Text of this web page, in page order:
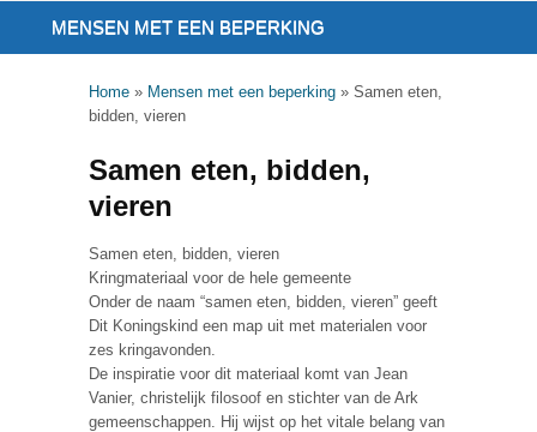
MENSEN MET EEN BEPERKING
Home » Mensen met een beperking » Samen eten,
bidden, vieren
Samen eten, bidden,
vieren
Samen eten, bidden, vieren
Kringmateriaal voor de hele gemeente
Onder de naam “samen eten, bidden, vieren” geeft
Dit Koningskind een map uit met materialen voor
zes kringavonden.
De inspiratie voor dit materiaal komt van Jean
Vanier, christelijk filosoof en stichter van de Ark
gemeenschappen. Hij wijst op het vitale belang van